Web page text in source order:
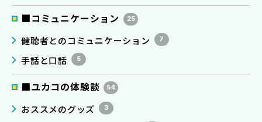
■コミュニケーション 25
健聴者とのコミュニケーション 7
手話と口話 5
■ユカコの体験談 54
おススメのグッズ 3